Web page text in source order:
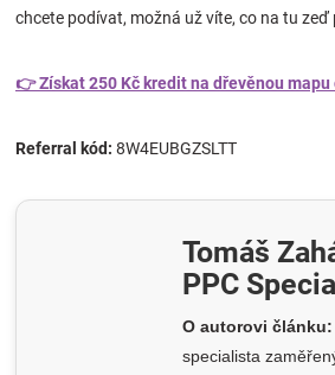
chcete podívat, možná už víte, co na tu zeď
👉 Získat 250 Kč kredit na dřevěnou mapu
Referral kód: 8W4EUBGZSLTT
Tomáš
PPC
O autorovi článku:
specialista